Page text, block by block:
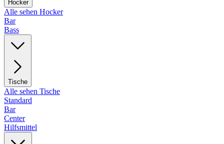
Hocker
Alle sehen Hocker
Bar
Bass
Tische
Alle sehen Tische
Standard
Bar
Center
Hilfsmittel